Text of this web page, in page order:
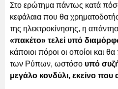
Στο ερώτημα πάντως κατά
κεφάλαια που θα
της ηλεκτροκίνησης, η
«πακέτο» τελεί υπό
κάποιοι πόροι οι οποίοι και
των Ρύπων, ωστόσο υπό
μεγάλο κονδύλι, εκείνο